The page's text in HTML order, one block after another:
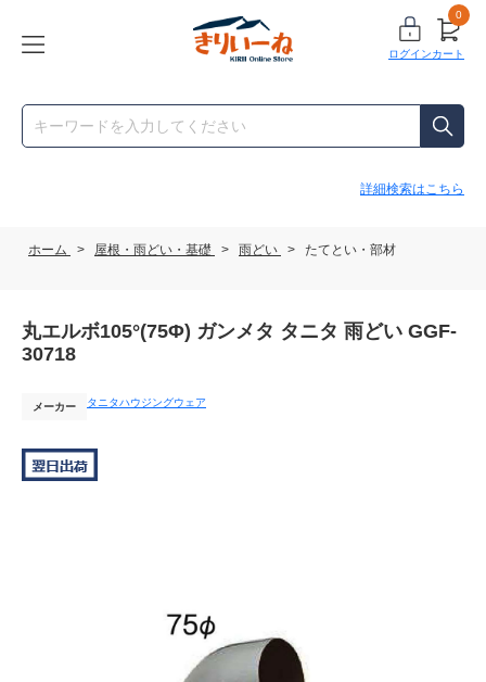
ログイン
0
カート
詳細検索はこちら
ホーム > 屋根・雨どい・基礎 > 雨どい > たてとい・部材
丸エルボ105°(75Φ) ガンメタ タニタ 雨どい GGF-
30718
メーカー タニタハウジングウェア